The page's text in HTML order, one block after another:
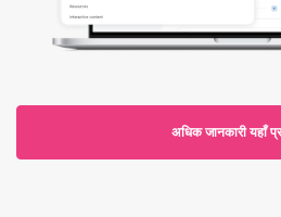
अधिक जानकारी यहाँ